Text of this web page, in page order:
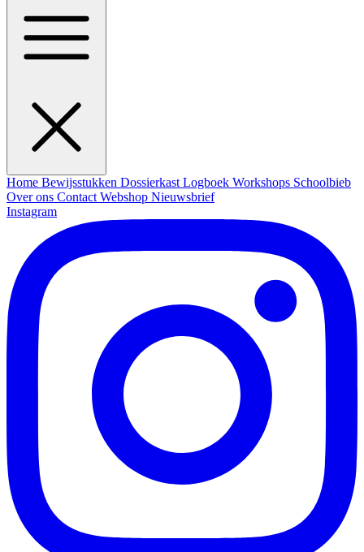
Home Bewijsstukken Dossierkast Logboek Workshops Schoolbieb
Over ons Contact Webshop Nieuwsbrief
Instagram